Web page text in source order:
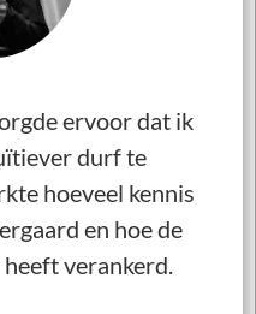
ervoor dat ik
durf te
hoeveel kennis
en hoe de
verankerd.